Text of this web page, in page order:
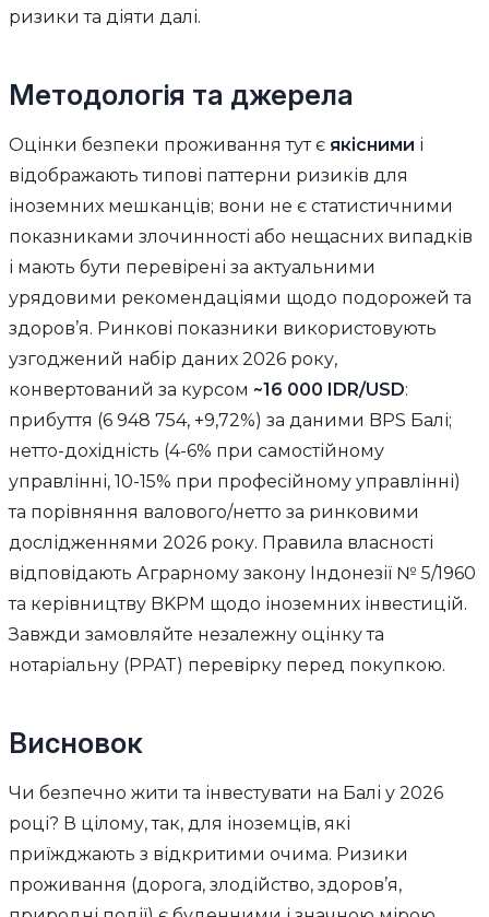
ризики та діяти далі.
Методологія та джерела
Оцінки безпеки проживання тут є якісними і
відображають типові паттерни ризиків для
іноземних мешканців; вони не є статистичними
показниками злочинності або нещасних випадків
і мають бути перевірені за актуальними
урядовими рекомендаціями щодо подорожей та
здоров’я. Ринкові показники використовують
узгоджений набір даних 2026 року,
конвертований за курсом ~16 000 IDR/USD:
прибуття (6 948 754, +9,72%) за даними BPS Балі;
нетто-дохідність (4-6% при самостійному
управлінні, 10-15% при професійному управлінні)
та порівняння валового/нетто за ринковими
дослідженнями 2026 року. Правила власності
відповідають Аграрному закону Індонезії № 5/1960
та керівництву BKPM щодо іноземних інвестицій.
Завжди замовляйте незалежну оцінку та
нотаріальну (PPAT) перевірку перед покупкою.
Висновок
Чи безпечно жити та інвестувати на Балі у 2026
році? В цілому, так, для іноземців, які
приїжджають з відкритими очима. Ризики
проживання (дорога, злодійство, здоров’я,